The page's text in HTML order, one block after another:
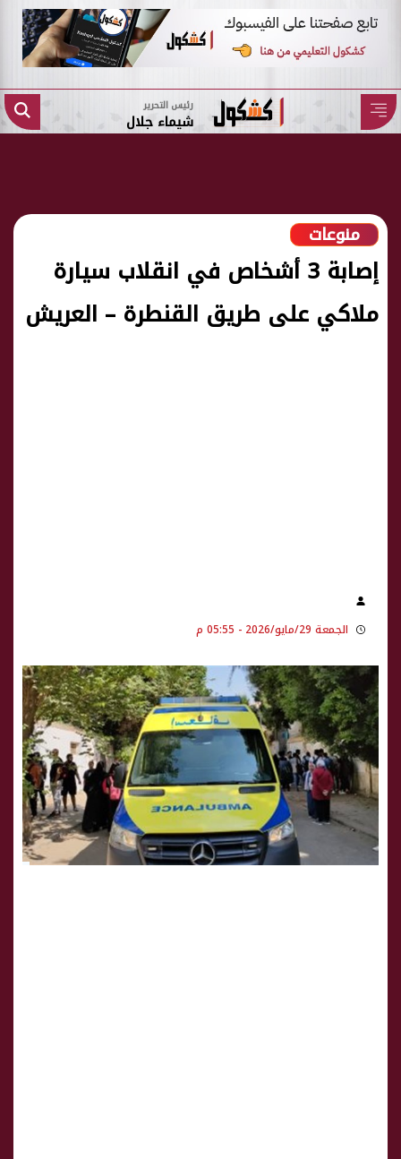
رئيس التحرير
شيماء جلال
منوعات
إصابة 3 أشخاص في انقلاب سيارة
ملاكي على طريق القنطرة – العريش
الجمعة 29/مايو/2026 - 05:55 م